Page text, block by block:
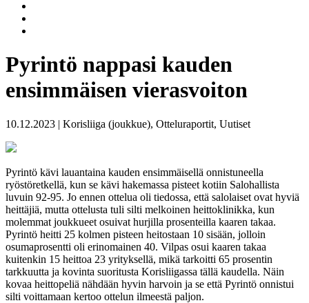
Pyrintö nappasi kauden
ensimmäisen vierasvoiton
10.12.2023 | Korisliiga (joukkue), Otteluraportit, Uutiset
Pyrintö kävi lauantaina kauden ensimmäisellä onnistuneella
ryöstöretkellä, kun se kävi hakemassa pisteet kotiin Salohallista
luvuin 92-95. Jo ennen ottelua oli tiedossa, että salolaiset ovat hyviä
heittäjiä, mutta ottelusta tuli silti melkoinen heittoklinikka, kun
molemmat joukkueet osuivat hurjilla prosenteilla kaaren takaa.
Pyrintö heitti 25 kolmen pisteen heitostaan 10 sisään, jolloin
osumaprosentti oli erinomainen 40. Vilpas osui kaaren takaa
kuitenkin 15 heittoa 23 yrityksellä, mikä tarkoitti 65 prosentin
tarkkuutta ja kovinta suoritusta Korisliigassa tällä kaudella. Näin
kovaa heittopeliä nähdään hyvin harvoin ja se että Pyrintö onnistui
silti voittamaan kertoo ottelun ilmeestä paljon.